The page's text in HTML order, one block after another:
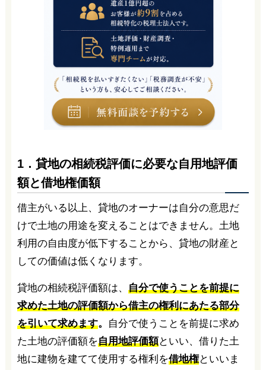
1．貸地の相続税評価に必要な自用地評価
額と借地権価額
借主がいる以上、貸地のオーナーは自分の意思だ
けで土地の用途を変えることはできません。土地
利用の自由度が低下することから、貸地の財産と
しての価値は低くなります。
貸地の相続税評価額は、 自分で使うことを前提に
求めた土地の評価額から借主の権利にあたる部分
を引いて求めます。
自分で使うことを前提に求め
た土地の評価額を自用地評価額といい、借りた土
地に建物を建てて使用する権利を借地権といいま